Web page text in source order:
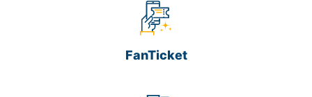
FanTicket